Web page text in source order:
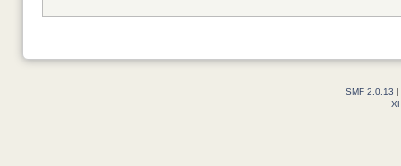
SMF 2.0.13 |